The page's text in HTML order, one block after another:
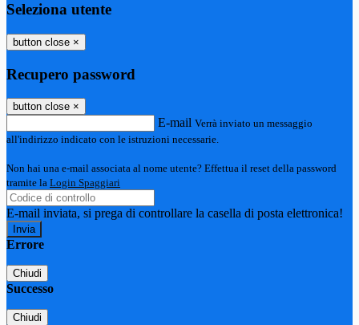
Seleziona utente
button close ×
Recupero password
button close ×
E-mail Verrà inviato un messaggio
all'indirizzo indicato con le istruzioni necessarie.
Non hai una e-mail associata al nome utente? Effettua il reset della password
tramite la Login Spaggiari
E-mail inviata, si prega di controllare la casella di posta elettronica!
Errore
Chiudi
Successo
Chiudi